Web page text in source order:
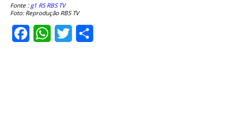
Fonte :g1 RS RBS TV
Foto: Reprodução RBS TV
FacebookWhatsApp
Twitter